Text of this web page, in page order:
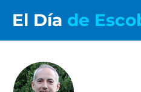
El Día de